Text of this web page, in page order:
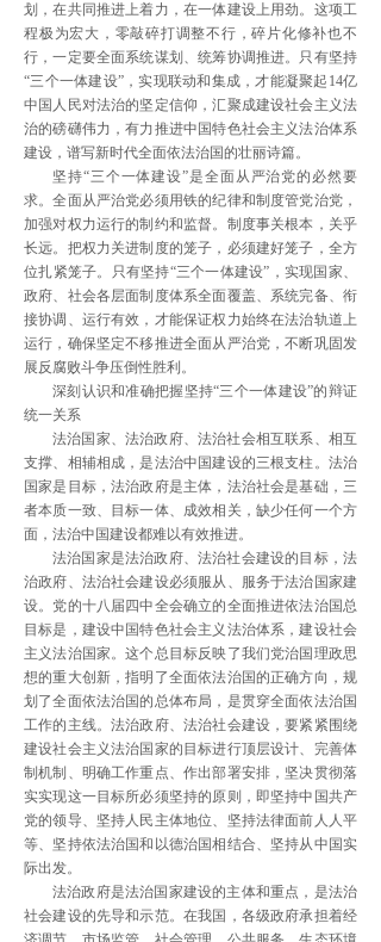
划，在共同推进上着力，在一体建设上用劲。这项工
程极为宏大，零敲碎打调整不行，碎片化修补也不
行，一定要全面系统谋划、统筹协调推进。只有坚持
“三个一体建设”，实现联动和集成，才能凝聚起14亿
中国人民对法治的坚定信仰，汇聚成建设社会主义法
治的磅礴伟力，有力推进中国特色社会主义法治体系
建设，谱写新时代全面依法治国的壮丽诗篇。
坚持“三个一体建设”是全面从严治党的必然要
求。全面从严治党必须用铁的纪律和制度管党治党，
加强对权力运行的制约和监督。制度事关根本，关乎
长远。把权力关进制度的笼子，必须建好笼子，全方
位扎紧笼子。只有坚持“三个一体建设”，实现国家、
政府、社会各层面制度体系全面覆盖、系统完备、衔
接协调、运行有效，才能保证权力始终在法治轨道上
运行，确保坚定不移推进全面从严治党，不断巩固发
展反腐败斗争压倒性胜利。
深刻认识和准确把握坚持“三个一体建设”的辩证
统一关系
法治国家、法治政府、法治社会相互联系、相互
支撑、相辅相成，是法治中国建设的三根支柱。法治
国家是目标，法治政府是主体，法治社会是基础，三
者本质一致、目标一体、成效相关，缺少任何一个方
面，法治中国建设都难以有效推进。
法治国家是法治政府、法治社会建设的目标，法
治政府、法治社会建设必须服从、服务于法治国家建
设。党的十八届四中全会确立的全面推进依法治国总
目标是，建设中国特色社会主义法治体系，建设社会
主义法治国家。这个总目标反映了我们党治国理政思
想的重大创新，指明了全面依法治国的正确方向，规
划了全面依法治国的总体布局，是贯穿全面依法治国
工作的主线。法治政府、法治社会建设，要紧紧围绕
建设社会主义法治国家的目标进行顶层设计、完善体
制机制、明确工作重点、作出部署安排，坚决贯彻落
实实现这一目标所必须坚持的原则，即坚持中国共产
党的领导、坚持人民主体地位、坚持法律面前人人平
等、坚持依法治国和以德治国相结合、坚持从中国实
际出发。
法治政府是法治国家建设的主体和重点，是法治
社会建设的先导和示范。在我国，各级政府承担着经